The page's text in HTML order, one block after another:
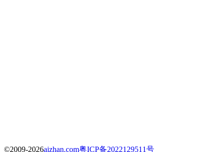
©2009-2026aizhan.com粤ICP备2022129511号